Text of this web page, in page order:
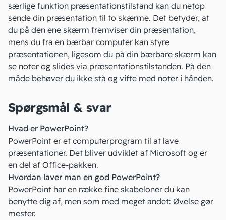
særlige funktion præsentationstilstand kan du netop
sende din præsentation til to skærme. Det betyder, at
du på den ene skærm fremviser din præsentation,
mens du fra en bærbar computer kan styre
præsentationen, ligesom du på din bærbare skærm kan
se noter og slides via præsentationstilstanden. På den
måde behøver du ikke stå og vifte med noter i hånden.
Spørgsmål & svar
Hvad er PowerPoint?
PowerPoint er et computerprogram til at lave
præsentationer. Det bliver udviklet af Microsoft og er
en del af Office-pakken.
Hvordan laver man en god PowerPoint?
PowerPoint har en række fine skabeloner du kan
benytte dig af, men som med meget andet: Øvelse gør
mester.